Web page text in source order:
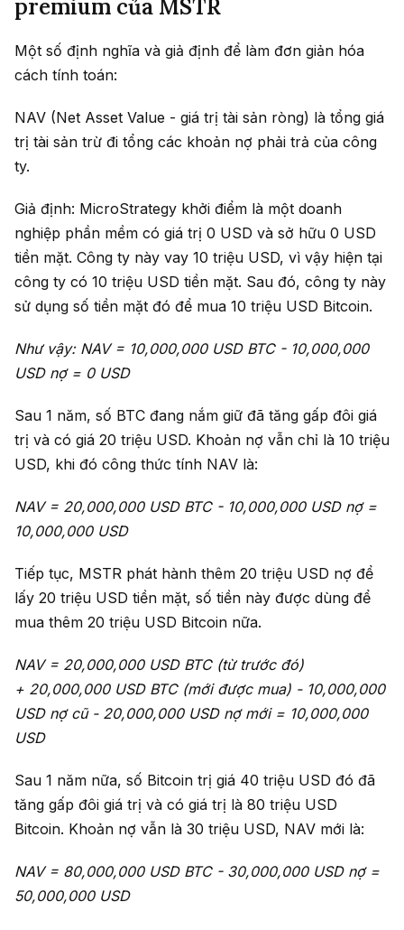
premium của MSTR
Một số định nghĩa và giả định để làm đơn giản hóa
cách tính toán:
NAV (Net Asset Value - giá trị tài sản ròng) là tổng giá
trị tài sản trừ đi tổng các khoản nợ phải trả của công
ty.
Giả định: MicroStrategy khởi điểm là một doanh
nghiệp phần mềm có giá trị 0 USD và sở hữu 0 USD
tiền mặt. Công ty này vay 10 triệu USD, vì vậy hiện tại
công ty có 10 triệu USD tiền mặt. Sau đó, công ty này
sử dụng số tiền mặt đó để mua 10 triệu USD Bitcoin.
Như vậy: NAV = 10,000,000 USD BTC - 10,000,000
USD nợ = 0 USD
Sau 1 năm, số BTC đang nắm giữ đã tăng gấp đôi giá
trị và có giá 20 triệu USD. Khoản nợ vẫn chỉ là 10 triệu
USD, khi đó công thức tính NAV là:
NAV = 20,000,000 USDBTC - 10,000,000 USDnợ =
10,000,000 USD
Tiếp tục, MSTR phát hành thêm 20 triệu USD nợ để
lấy 20 triệu USD tiền mặt, số tiền này được dùng để
mua thêm 20 triệu USD Bitcoin nữa.
NAV = 20,000,000 USDBTC (từ trước đó)
+ 20,000,000 USDBTC (mới được mua) - 10,000,000
USDnợ cũ - 20,000,000 USDnợ mới = 10,000,000
USD
Sau 1 năm nữa, số Bitcoin trị giá 40 triệu USD đó đã
tăng gấp đôi giá trị và có giá trị là 80 triệu USD
Bitcoin. Khoản nợ vẫn là 30 triệu USD, NAV mới là:
NAV = 80,000,000 USD BTC - 30,000,000 USD nợ =
50,000,000 USD